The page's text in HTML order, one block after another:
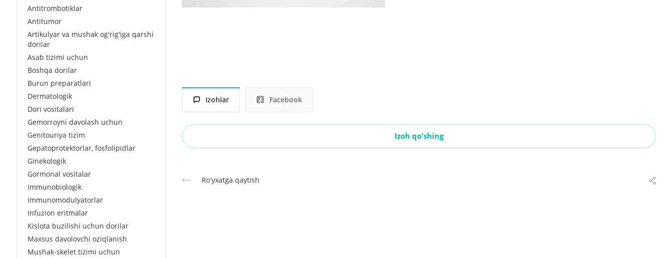
Izohlar Facebook
Izoh qo'shing
Roʻyxatga qaytish
Antitrombotiklar
Antitumor
Artikulyar va mushak og'rig'iga qarshi
dorilar
Asab tizimi uchun
Boshqa dorilar
Burun preparatlari
Dermatologik
Dori vositalari
Gemorroyni davolash uchun
Genitouriya tizim
Gepatoprotektorlar, fosfolipidlar
Ginekologik
Gormonal vositalar
Immunobiologik
Immunomodulyatorlar
Infuzion eritmalar
Kislota buzilishi uchun dorilar
Maxsus davolovchi oziqlanish
Mushak-skelet tizimi uchun